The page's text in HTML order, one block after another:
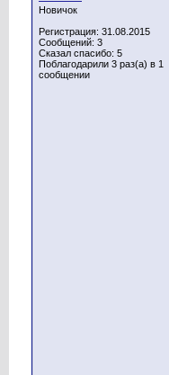
Новичок
Регистрация: 31.08.2015
Сообщений: 3
Сказал спасибо: 5
Поблагодарили 3 раз(а) в 1
сообщении